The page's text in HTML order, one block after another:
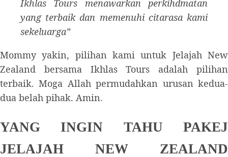
Ikhlas Tours menawarkan perkihdmatan
yang terbaik dan memenuhi citarasa kami
sekeluarga”
Mommy yakin, pilihan kami untuk Jelajah New
Zealand bersama Ikhlas Tours adalah pilihan
terbaik. Moga Allah permudahkan urusan kedua-
dua belah pihak. Amin.
YANG INGIN TAHU PAKEJ
JELAJAH NEW ZEALAND